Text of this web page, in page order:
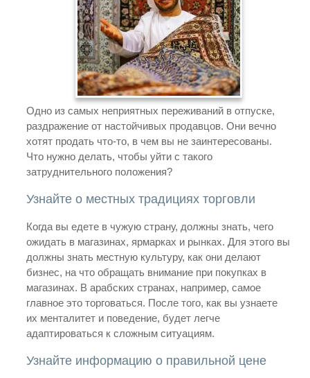
Одно из самых неприятных переживаний в отпуске,
раздражение от настойчивых продавцов. Они вечно
хотят продать что-то, в чем вы не заинтересованы.
Что нужно делать, чтобы уйти с такого
затруднительного положения?
Узнайте о местных традициях торговли
Когда вы едете в чужую страну, должны знать, чего
ожидать в магазинах, ярмарках и рынках. Для этого вы
должны знать местную культуру, как они делают
бизнес, на что обращать внимание при покупках в
магазинах. В арабских странах, например, самое
главное это торговаться. После того, как вы узнаете
их менталитет и поведение, будет легче
адаптироваться к сложным ситуациям.
Узнайте информацию о правильной цене